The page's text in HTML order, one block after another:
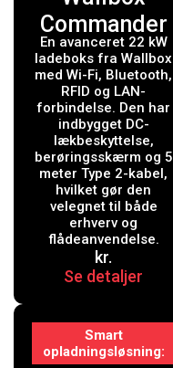
Commander
2 ladeboks
med Wi-Fi, 22
kW, 5 meter,
Type 2, hvid
En avanceret 22 kW
ladeboks fra Wallbox
med Wi-Fi, Bluetooth,
RFID og LAN-
forbindelse. Den har
indbygget DC-
lækbeskyttelse,
berøringsskærm og 5
meter Type 2-kabel,
hvilket gør den
velegnet til både
erhverv og
flådeanvendelse.
kr.
Se detaljer
Smart
opladningsløsning